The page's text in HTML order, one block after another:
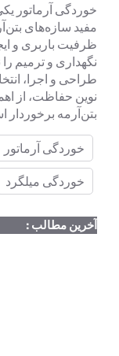
خوردگی آرماتور
مفید سازه‌های
ظرفیت باربری و
نگهداری و ترمیم
طراحی و اجرا،
نوین حفاظت، از
بتن‌آرمه برخوردار
خوردگی آرماتور
خوردگی میلگرد
آخرین مطالب :